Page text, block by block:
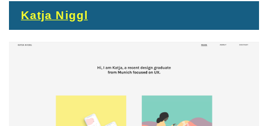
Katja Niggl